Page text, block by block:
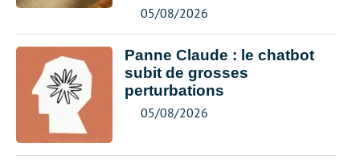
05/08/2026
Panne Claude : le chatbot
subit de grosses
perturbations
05/08/2026